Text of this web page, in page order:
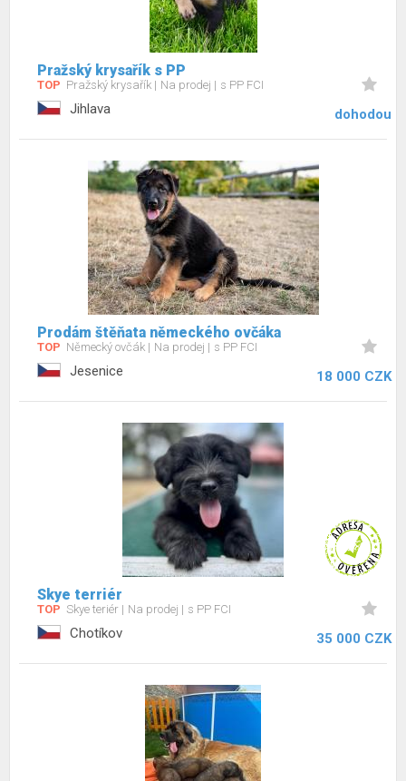
Pražský krysařík s PP
TOP Pražský krysařík Na prodej s PP FCI
Jihlava dohodou
Prodám štěňata německého ovčáka
TOP Německý ovčák Na prodej s PP FCI
Jesenice 18 000 CZK
Skye terriér
TOP Skye teriér Na prodej s PP FCI
Chotíkov 35 000 CZK